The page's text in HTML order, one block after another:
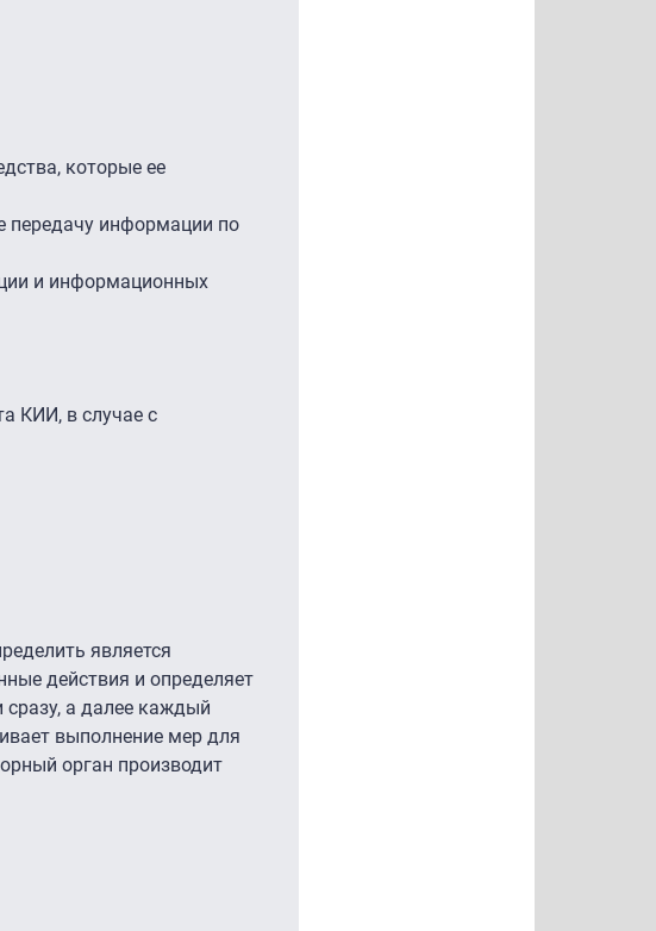
которые ее
передачу информации по
и информационных
КИИ, в случае с
является
действия и определяет
сразу, а далее каждый
выполнение мер для
орган производит